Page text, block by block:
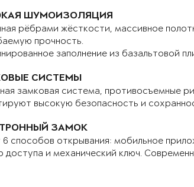
ШУМОИЗОЛЯЦИЯ
рёбрами жёсткости, массивное
прочность.
заполнение из базальтовой
СИСТЕМЫ
замковая система, противосъемные
высокую безопасность и
ЗАМОК
способов открывания: мобильное
доступа и механический ключ.